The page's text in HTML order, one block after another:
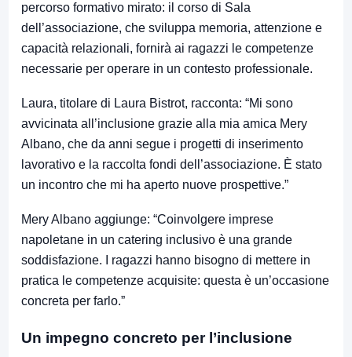
percorso formativo mirato: il corso di Sala
dell’associazione, che sviluppa memoria, attenzione e
capacità relazionali, fornirà ai ragazzi le competenze
necessarie per operare in un contesto professionale.
Laura, titolare di Laura Bistrot, racconta: “Mi sono
avvicinata all’inclusione grazie alla mia amica Mery
Albano, che da anni segue i progetti di inserimento
lavorativo e la raccolta fondi dell’associazione. È stato
un incontro che mi ha aperto nuove prospettive.”
Mery Albano aggiunge: “Coinvolgere imprese
napoletane in un catering inclusivo è una grande
soddisfazione. I ragazzi hanno bisogno di mettere in
pratica le competenze acquisite: questa è un’occasione
concreta per farlo.”
Un impegno concreto per l’inclusione